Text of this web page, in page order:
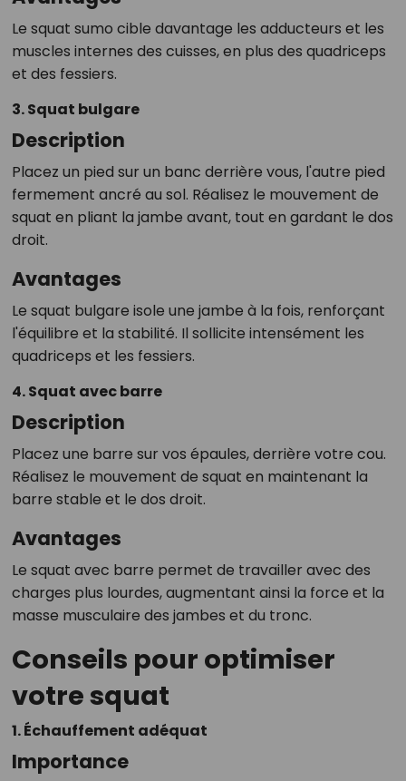
Le squat sumo cible davantage les adducteurs et les
muscles internes des cuisses, en plus des quadriceps
et des fessiers.
3. Squat bulgare
Description
Placez un pied sur un banc derrière vous, l'autre pied
fermement ancré au sol. Réalisez le mouvement de
squat en pliant la jambe avant, tout en gardant le dos
droit.
Avantages
Le squat bulgare isole une jambe à la fois, renforçant
l'équilibre et la stabilité. Il sollicite intensément les
quadriceps et les fessiers.
4. Squat avec barre
Description
Placez une barre sur vos épaules, derrière votre cou.
Réalisez le mouvement de squat en maintenant la
barre stable et le dos droit.
Avantages
Le squat avec barre permet de travailler avec des
charges plus lourdes, augmentant ainsi la force et la
masse musculaire des jambes et du tronc.
Conseils pour optimiser
votre squat
1. Échauffement adéquat
Importance